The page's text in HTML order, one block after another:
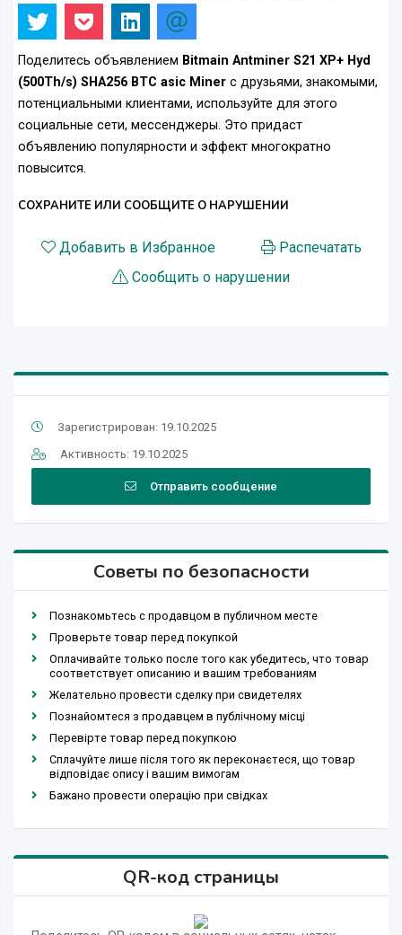
Поделитесь объявлением Bitmain Antminer S21 XP+ Hyd
(500Th/s) SHA256 BTC asic Miner с друзьями, знакомыми,
потенциальными клиентами, используйте для этого
социальные сети, мессенджеры. Это придаст
объявлению популярности и эффект многократно
повысится.
СОХРАНИТЕ ИЛИ СООБЩИТЕ О НАРУШЕНИИ
Добавить в Избранное
Распечатать
Сообщить о нарушении
Зарегистрирован: 19.10.2025
Активность: 19.10.2025
Отправить сообщение
Советы по безопасности
Познакомьтесь с продавцом в публичном месте
Проверьте товар перед покупкой
Оплачивайте только после того как убедитесь, что товар
соответствует описанию и вашим требованиям
Желательно провести сделку при свидетелях
Познайомтеся з продавцем в публічному місці
Перевірте товар перед покупкою
Сплачуйте лише після того як переконаєтеся, що товар
відповідає опису і вашим вимогам
Бажано провести операцію при свідках
QR-код страницы